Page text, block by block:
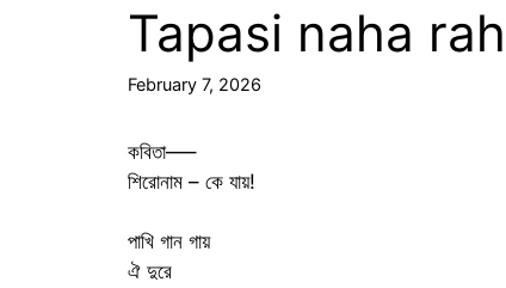
Tapasi naha
February 7, 2026
কবিতা—–
শিরোনাম – কে যায়!
পাখি গান গায়
ঐ দুরে